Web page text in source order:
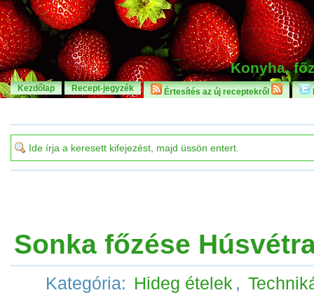
Konyha,
Kezdőlap Recept-jegyzék Értesítés az új receptekről
Sonka főzése
Kategória: Hideg ételek ,